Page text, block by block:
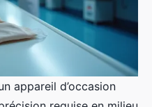
appareil d’occasion